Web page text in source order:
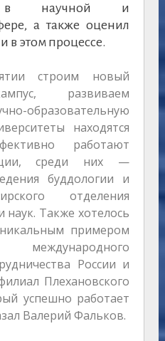
в научной и
а также оценил
в этом процессе.
строим новый
развиваем
образовательную
находятся
работают
среди них —
буддологии и
отделения
наук. Также хотелось
примером
России и
Плехановского
успешно работает
Валерий Фальков.